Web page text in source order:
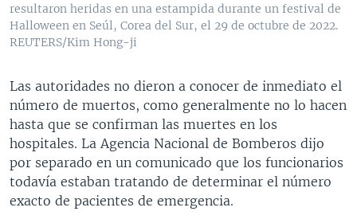
resultaron heridas en una estampida durante un festival de
Halloween en Seúl, Corea del Sur, el 29 de octubre de 2022.
REUTERS/Kim Hong-ji
Las autoridades no dieron a conocer de inmediato el
número de muertos, como generalmente no lo hacen
hasta que se confirman las muertes en los
hospitales. La Agencia Nacional de Bomberos dijo
por separado en un comunicado que los funcionarios
todavía estaban tratando de determinar el número
exacto de pacientes de emergencia.